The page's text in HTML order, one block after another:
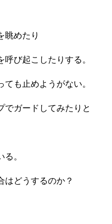
眺めたり
び起こしたりする。
も止めようがない。
でガードしてみたりと
。
はどうするのか？